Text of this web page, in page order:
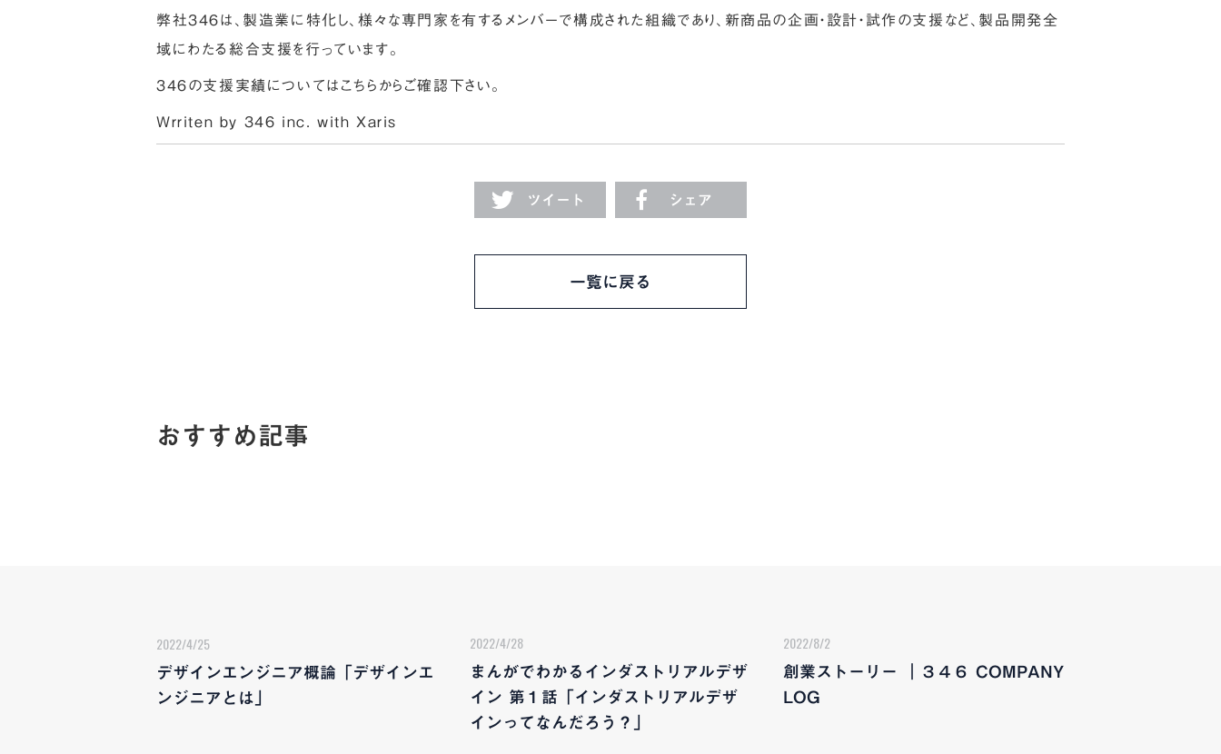
弊社３４６は、製造業に特化し、様々な専門家を有するメンバーで構成された組織であり、新商品の企画・設計・試作の支援など、製品開発全
域にわたる総合支援を行っています。
３４６の支援実績についてはこちらからご確認下さい。
Wrriten by 346 inc. withXaris
ツイート シェア
一覧に戻る
おすすめ記事
2022/4/25
デザインエンジニア概論「デザインエ
ンジニアとは」
2022/4/28
まんがでわかるインダストリアルデザ
イン 第１話「インダストリアルデザ
インってなんだろう？」
2022/8/2
創業ストーリー ｜３４６ COMPANY
LOG